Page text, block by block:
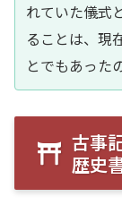
れていた儀式
ることは、現
とでもあった
古事
歴史